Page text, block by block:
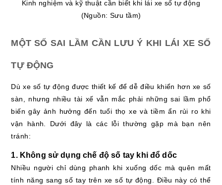
Kinh nghiệm và kỹ thuật cần biết khi lái xe số tự động
(Nguồn: Sưu tầm)
MỘT SỐ SAI LẦM CẦN LƯU Ý KHI LÁI XE SỐ
TỰ ĐỘNG
Dù xe số tự động được thiết kế để dễ điều khiển hơn xe số
sàn, nhưng nhiều tài xế vẫn mắc phải những sai lầm phổ
biến gây ảnh hưởng đến tuổi thọ xe và tiềm ẩn rủi ro khi
vận hành. Dưới đây là các lỗi thường gặp mà bạn nên
tránh:
1. Không sử dụng chế độ số tay khi đổ dốc
Nhiều người chỉ dùng phanh khi xuống dốc mà quên mất
tính năng sang số tay trên xe số tự động. Điều này có thể